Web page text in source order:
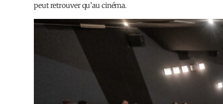
peut retrouver qu’au cinéma.